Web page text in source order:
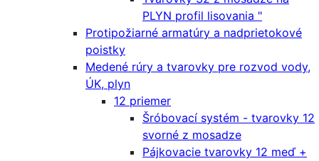
PLYN profil lisovania "
Protipožiarné armatúry a nadprietokové
poistky
Medené rúry a tvarovky pre rozvod vody,
ÚK, plyn
12 priemer
Šróbovací systém - tvarovky 12
svorné z mosadze
Pájkovacie tvarovky 12 meď +